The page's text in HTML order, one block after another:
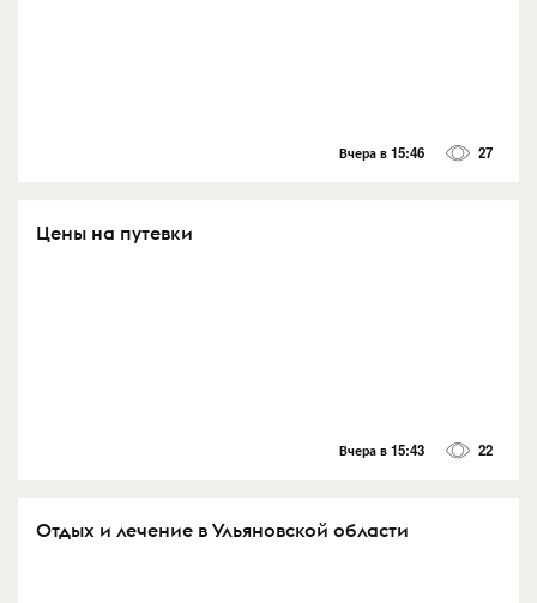
Вчера в 15:46 27
Цены на путевки
Вчера в 15:43 22
Отдых и лечение в Ульяновской области